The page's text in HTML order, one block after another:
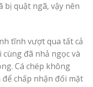
quật ngã, vậy nên
tĩnh vượt qua tất cả
cùng đã nhả ngọc và
Cá chép không
chấp nhận đối mặt